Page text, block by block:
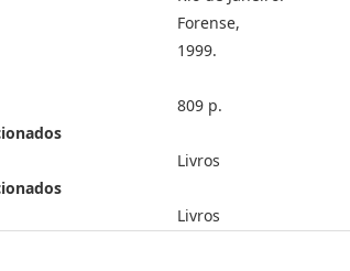
Forense,
1999.
809 p.
Livros
Livros